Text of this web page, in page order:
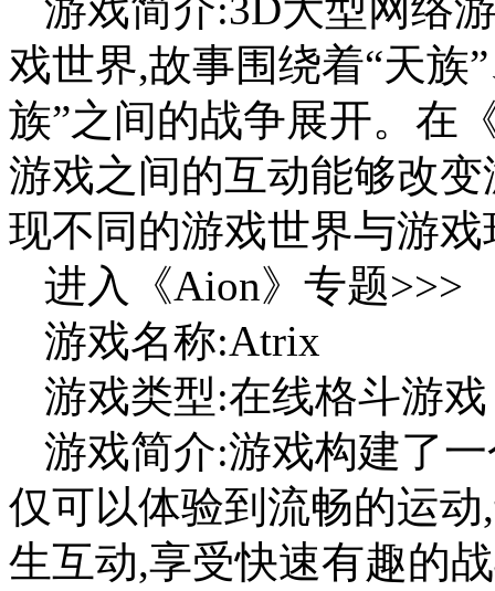
戏世界,故事围绕着“天族
族”之间的战争展开。在
游戏之间的互动能够改
现不同的游戏世界与游戏
进入《Aion》专题>>>
游戏名称:Atrix
游戏类型:在线格斗游戏
游戏简介:游戏构建了
仅可以体验到流畅的运
生互动,享受快速有趣的